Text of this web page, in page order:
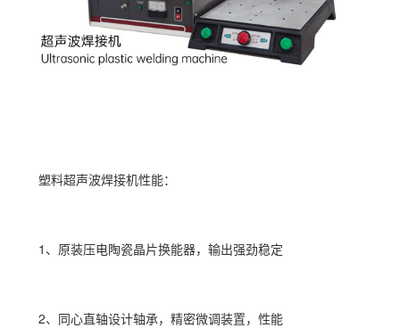
塑料超声波焊接机性能：
1、原装压电陶瓷晶片换能器，输出强劲稳定
2、同心直轴设计轴承，精密微调装置，性能